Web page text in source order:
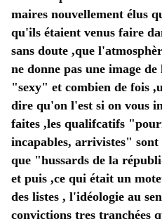
maires nouvellement élus
qu'ils étaient venus faire
sans doute ,que
ne donne pas une image
"sexy" et combien de fois
dire qu'on l'est si on vous
faites ,les qualifcatifs
incapables, arrivistes" sont
que "hussards de la
et puis ,ce qui était un
des listes , l'idéologie au
convictions tres tranchées